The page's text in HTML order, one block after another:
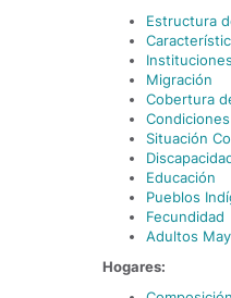
Estructura
Migración
Cobertura
Situación
Educación
Pueblos
Fecundidad
Adultos
Hogares: